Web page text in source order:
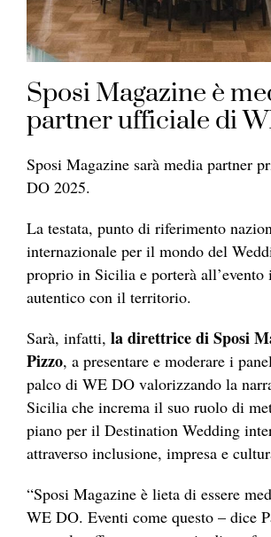
Sposi Magazine è
partner ufficiale di
Sposi Magazine sarà media partner
DO 2025.
La testata, punto di riferimento
internazionale per il mondo del
proprio in Sicilia e porterà all’evento
autentico con il territorio.
Sarà, infatti, la direttrice di Sposi
Pizzo, a presentare e moderare i
palco di WE DO valorizzando la
Sicilia che increma il suo ruolo di
piano per il Destination Wedding
attraverso inclusione, impresa e
“Sposi Magazine è lieta di essere
WE DO. Eventi come questo – dice